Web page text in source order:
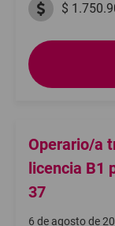
$
Operario/a
licencia B1
37
6 de agosto de